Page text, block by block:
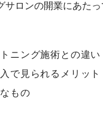
サロンの開業にあた
ニング施術との違い
で見られるメリット
もの